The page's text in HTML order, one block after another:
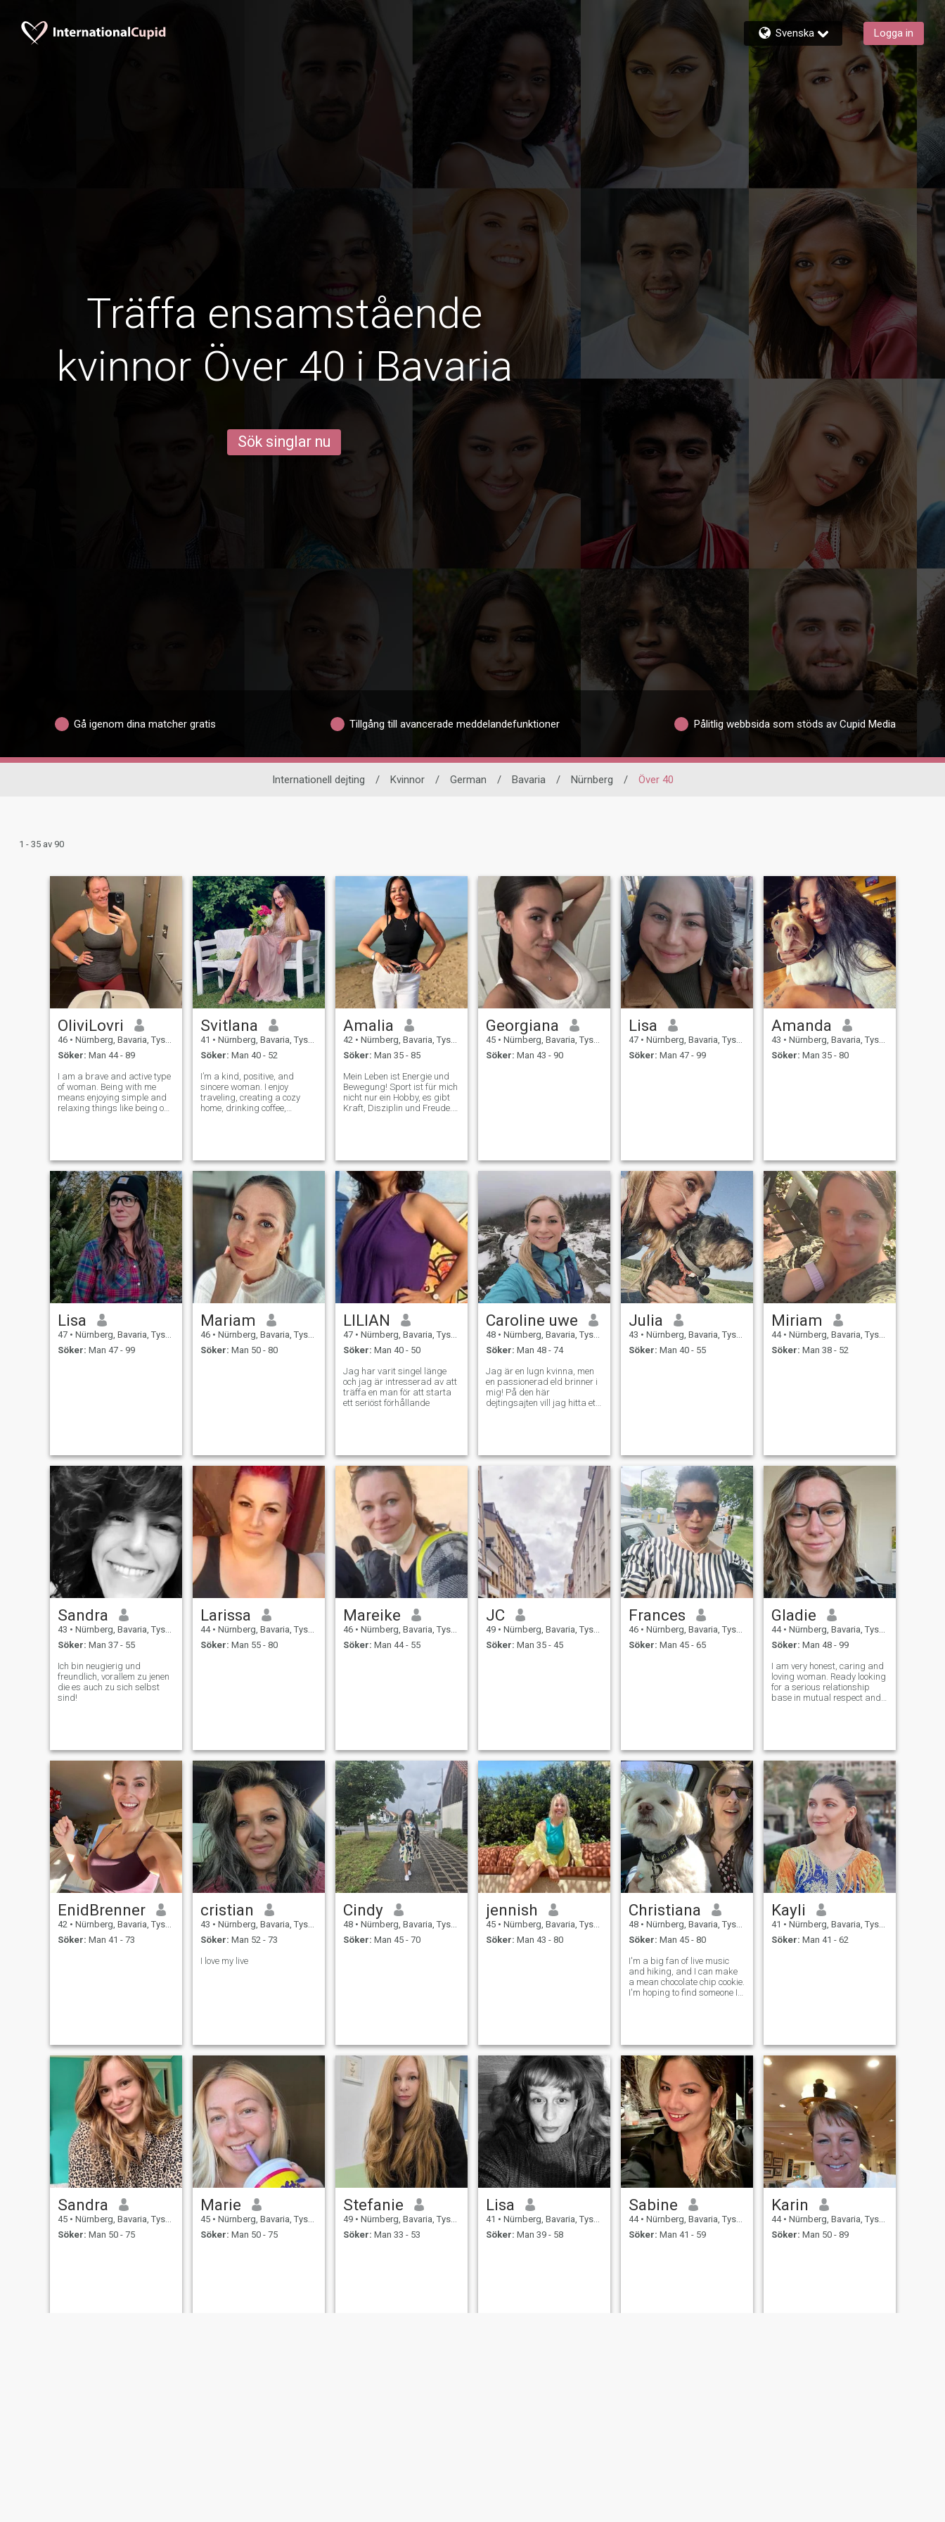
Svenska Logga in
Träffa ensamstående
kvinnor Över 40 i Bavaria
Sök singlar nu
Gå igenom dina matcher gratis Tillgång till avancerade meddelandefunktioner Pålitlig webbsida som stöds av Cupid Media
Internationell dejting / Kvinnor / German / Bavaria / Nürnberg / Över 40
1 - 35 av 90
OliviLovri
46 • Nürnberg, Bavaria, Tyskland
Söker: Man 44 - 89
I am a brave and active type
of woman. Being with me
means enjoying simple and
relaxing things like being on
cultures from other people.
Svitlana
41 • Nürnberg, Bavaria, Tyskland
Söker: Man 40 - 52
I’m a kind, positive, and
sincere woman. I enjoy
traveling, creating a cozy
home, drinking coffee,
a beauty expert — I love the
world of beauty and
Amalia
42 • Nürnberg, Bavaria, Tyskland
Söker: Man 35 - 85
Mein Leben ist Energie und
Bewegung! Sport ist für mich
nicht nur ein Hobby, es gibt
Kraft, Disziplin und Freude.
spüren kann. Ich bin von
einfachen M
Georgiana
45 • Nürnberg, Bavaria, Tyskland
Söker: Man 43 - 90
Lisa
47 • Nürnberg, Bavaria, Tyskland
Söker: Man 47 - 99
Amanda
43 • Nürnberg, Bavaria, Tyskland
Söker: Man 35 - 80
Lisa
47 • Nürnberg, Bavaria, Tyskland
Söker: Man 47 - 99
Mariam
46 • Nürnberg, Bavaria, Tyskland
Söker: Man 50 - 80
LILIAN
47 • Nürnberg, Bavaria, Tyskland
Söker: Man 40 - 50
Jag har varit singel länge
och jag är intresserad av att
träffa en man för att starta
ett seriöst förhållande
Caroline uwe
48 • Nürnberg, Bavaria, Tyskland
Söker: Man 48 - 74
Jag är en lugn kvinna, men
en passionerad eld brinner i
mig! På den här
dejtingsajten vill jag hitta ett
Jag är rolig och lätt att
kommunicera med och har
alltid roligt och bekvämt med
mig. Jag är aldrig ledsen.
Julia
43 • Nürnberg, Bavaria, Tyskland
Söker: Man 40 - 55
Miriam
44 • Nürnberg, Bavaria, Tyskland
Söker: Man 38 - 52
Sandra
43 • Nürnberg, Bavaria, Tyskland
Söker: Man 37 - 55
Ich bin neugierig und
freundlich, vorallem zu jenen
die es auch zu sich selbst
sind!
Larissa
44 • Nürnberg, Bavaria, Tyskland
Söker: Man 55 - 80
Mareike
46 • Nürnberg, Bavaria, Tyskland
Söker: Man 44 - 55
JC
49 • Nürnberg, Bavaria, Tyskland
Söker: Man 35 - 45
Frances
46 • Nürnberg, Bavaria, Tyskland
Söker: Man 45 - 65
Gladie
44 • Nürnberg, Bavaria, Tyskland
Söker: Man 48 - 99
I am very honest, caring and
loving woman. Ready looking
for a serious relationship
base in mutual respect and
EnidBrenner
42 • Nürnberg, Bavaria, Tyskland
Söker: Man 41 - 73
cristian
43 • Nürnberg, Bavaria, Tyskland
Söker: Man 52 - 73
I love my live
Cindy
48 • Nürnberg, Bavaria, Tyskland
Söker: Man 45 - 70
jennish
45 • Nürnberg, Bavaria, Tyskland
Söker: Man 43 - 80
Christiana
48 • Nürnberg, Bavaria, Tyskland
Söker: Man 45 - 80
I'm a big fan of live music
and hiking, and I can make
a mean chocolate chip cookie.
I'm hoping to find someone I
Kayli
41 • Nürnberg, Bavaria, Tyskland
Söker: Man 41 - 62
Sandra
45 • Nürnberg, Bavaria, Tyskland
Söker: Man 50 - 75
Marie
45 • Nürnberg, Bavaria, Tyskland
Söker: Man 50 - 75
Stefanie
49 • Nürnberg, Bavaria, Tyskland
Söker: Man 33 - 53
Lisa
41 • Nürnberg, Bavaria, Tyskland
Söker: Man 39 - 58
Sabine
44 • Nürnberg, Bavaria, Tyskland
Söker: Man 41 - 59
Karin
44 • Nürnberg, Bavaria, Tyskland
Söker: Man 50 - 89